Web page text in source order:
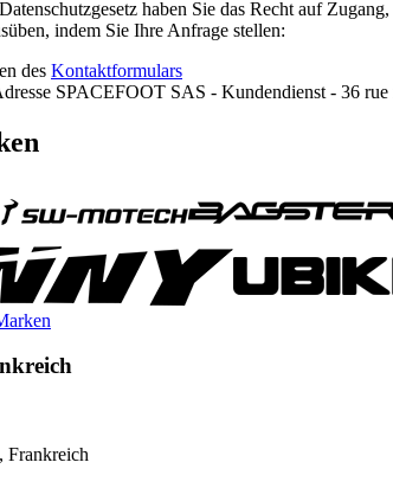
haben Sie das Recht auf
indem Sie Ihre Anfrage stellen:
des Kontaktformulars
SPACEFOOT SAS - Kundendienst - 36
Frankreich